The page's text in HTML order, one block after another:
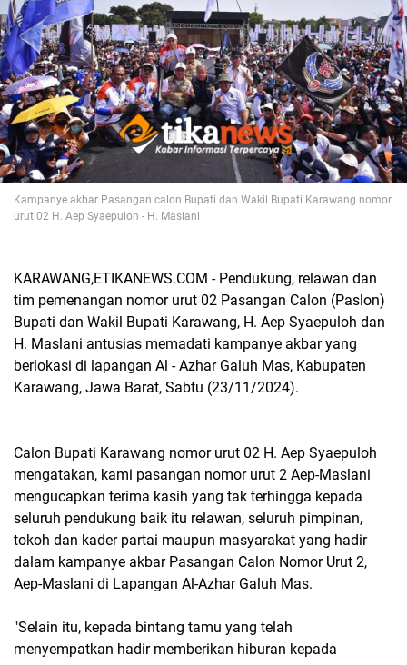
Kampanye akbar Pasangan calon Bupati dan Wakil Bupati Karawang nomor
urut 02 H. Aep Syaepuloh - H. Maslani
KARAWANG,ETIKANEWS.COM - Pendukung, relawan dan
tim pemenangan nomor urut 02 Pasangan Calon (Paslon)
Bupati dan Wakil Bupati Karawang, H. Aep Syaepuloh dan
H. Maslani antusias memadati kampanye akbar yang
berlokasi di lapangan Al - Azhar Galuh Mas, Kabupaten
Karawang, Jawa Barat, Sabtu (23/11/2024).
Calon Bupati Karawang nomor urut 02 H. Aep Syaepuloh
mengatakan, kami pasangan nomor urut 2 Aep-Maslani
mengucapkan terima kasih yang tak terhingga kepada
seluruh pendukung baik itu relawan, seluruh pimpinan,
tokoh dan kader partai maupun masyarakat yang hadir
dalam kampanye akbar Pasangan Calon Nomor Urut 2,
Aep-Maslani di Lapangan Al-Azhar Galuh Mas.
"Selain itu, kepada bintang tamu yang telah
menyempatkan hadir memberikan hiburan kepada